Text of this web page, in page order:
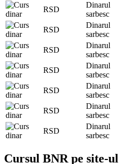
RSD
Dinarul
sarbesc
RSD
Dinarul
sarbesc
RSD
Dinarul
sarbesc
RSD
Dinarul
sarbesc
RSD
Dinarul
sarbesc
RSD
Dinarul
sarbesc
RSD
Dinarul
sarbesc
Cursul BNR pe site-